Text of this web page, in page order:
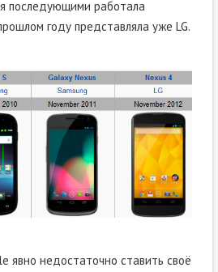
последующими работала
году представляла уже LG.
явно недостаточно ставить своё